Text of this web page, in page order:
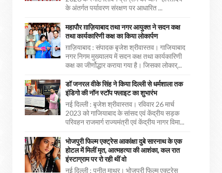
के अंतर्गत पर्यावरण संरक्षण पर आधारित ...
महापौर ग़ाज़ियाबाद तथा नगर आयुक्त ने सदन कक्ष
तथा कार्यकारिणी कक्ष का किया लोकार्पण
ग़ाज़ियाबाद : संपादक बृजेश श्रीवास्तव। गाजियाबाद
नगर निगम मुख्यालय में सदन कक्ष तथा कार्यकारिणी
कक्ष का जीर्णोद्धार कराया गया है। जिसका लोकार्...
डॉ जनरल वीके सिंह ने किया दिल्ली से धर्मशाला तक
इंडिगो की नॉन स्टॉप फ्लाइट का शुभारंभ
नई दिल्ली : बृजेश श्रीवास्तव। रविवार 26 मार्च
2023 को गाजियाबाद के सांसद एवं केंद्रीय सड़क
परिवहन राजमार्ग राज्यमंत्री एवं केंद्रीय नागर विमा...
भोजपुरी फिल्म एक्ट्रेस आकांक्षा दुबे सारनाथ के एक
होटल में मिलीं मृत, आत्महत्या की आशंका, कल रात
इंस्टाग्राम पर रो रही थीं वो
नई दिल्ली : पुनीत माथुर। भोजपुरी फिल्म एक्ट्रेस